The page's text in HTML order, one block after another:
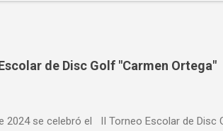
de Disc Golf "Carmen Ortega"
2024 se celebró el II Torneo Escolar de